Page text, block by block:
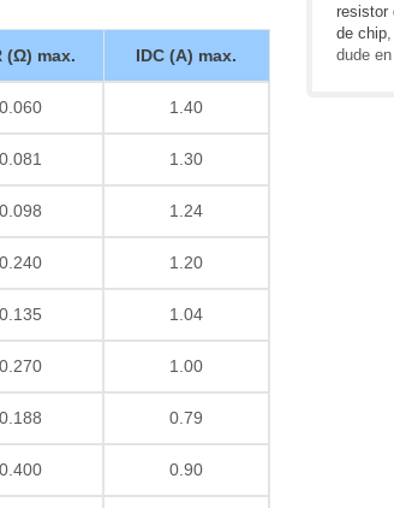
(Ω) max. IDC (A) max.
0.060 1.40
0.081 1.30
0.098 1.24
0.240 1.20
0.135 1.04
0.270 1.00
0.188 0.79
0.400 0.90
resistor
de chip,
dude en